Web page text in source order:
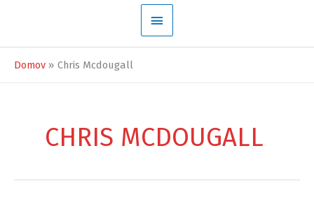
Hlavné
Menu
Domov Chris Mcdougall
CHRIS MCDOUGALL